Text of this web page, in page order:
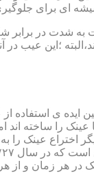
ای برای
شدت در برابر
؛این عیب در
ی استفاده
را ساخته اند
هر زمان و از